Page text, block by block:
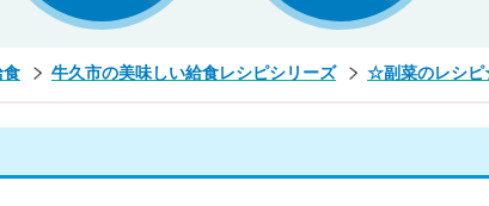
食 牛久市の美味しい給食レシピシリーズ ☆副菜のレシ